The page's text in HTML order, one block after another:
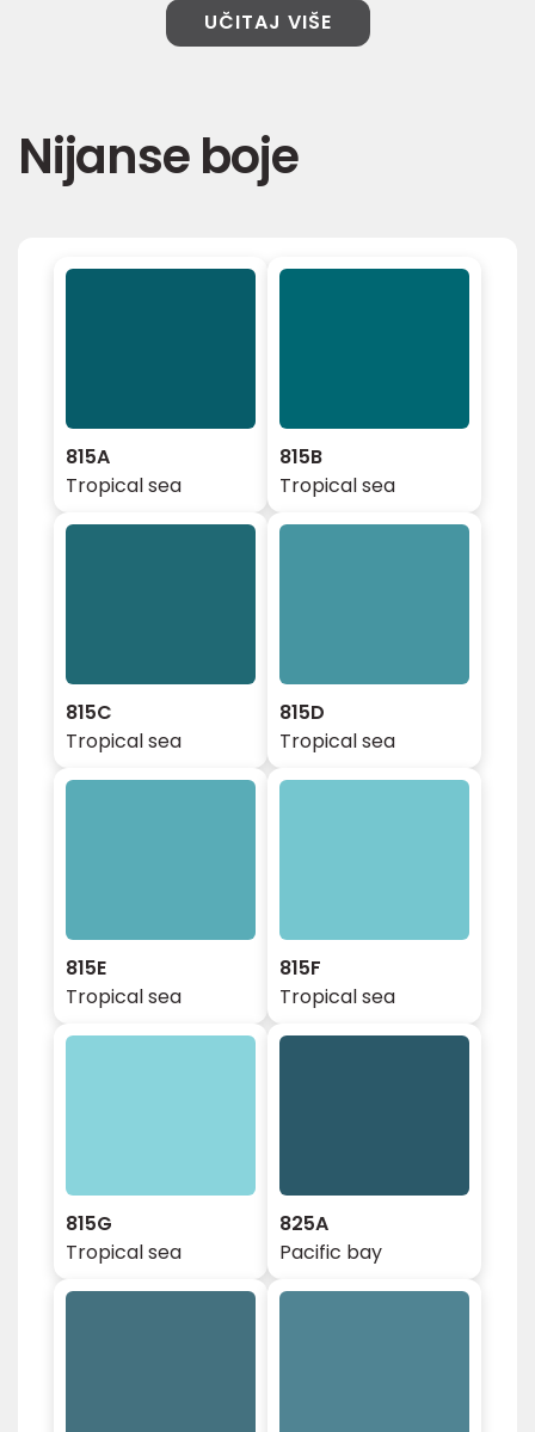
UČITAJ VIŠE
Nijanse boje
815A
Tropical sea
815B
Tropical sea
815C
Tropical sea
815D
Tropical sea
815E
Tropical sea
815F
Tropical sea
815G
Tropical sea
825A
Pacific bay